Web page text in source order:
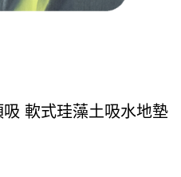
吸 軟式珪藻土吸水地墊